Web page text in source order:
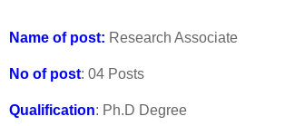
Name of post: Research Associate
No of post: 04 Posts
Qualification: Ph.D Degree